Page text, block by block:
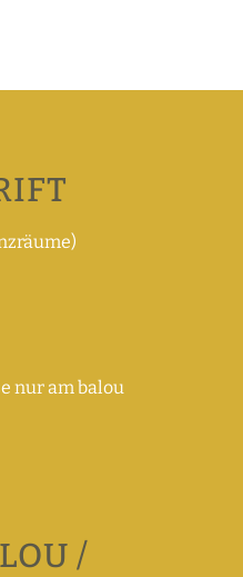
nur am balou
/